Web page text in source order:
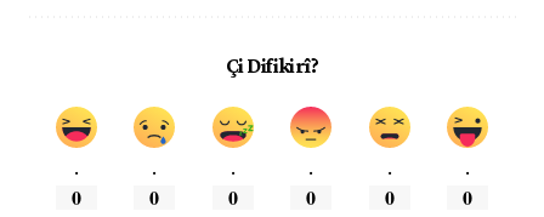
Çi Difikirî?
.
0
.
0
.
0
.
0
.
0
.
0